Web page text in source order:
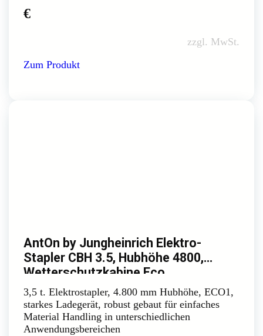
€
zzgl. MwSt.
Zum Produkt
AntOn by Jungheinrich Elektro-
Stapler CBH 3.5, Hubhöhe 4800,
Wetterschutzkabine Eco
3,5 t. Elektrostapler, 4.800 mm Hubhöhe, ECO1,
starkes Ladegerät, robust gebaut für einfaches
Material Handling in unterschiedlichen
Anwendungsbereichen